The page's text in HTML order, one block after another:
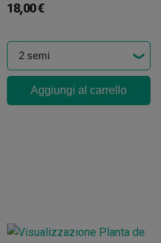
18,00 €
Aggiungi al carrello